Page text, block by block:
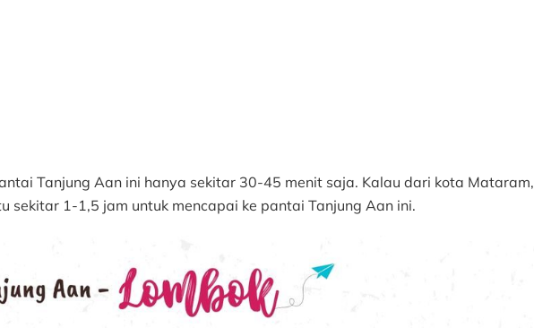
Tanjung Aan ini hanya sekitar 30-45 menit saja. Kalau dari kota Mataram,
sekitar 1-1,5 jam untuk mencapai ke pantai Tanjung Aan ini.